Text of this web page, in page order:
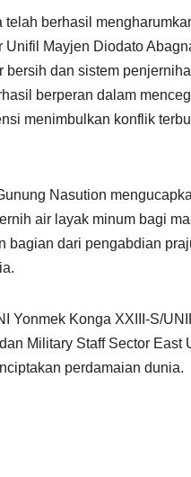
berhasil
Mayjen Diodato
dan sistem
berperan dalam
menimbulkan konflik
Nasution
air layak minum bagi
dari pengabdian
Konga XXIII-S/
Military Staff Sector East
perdamaian dunia.